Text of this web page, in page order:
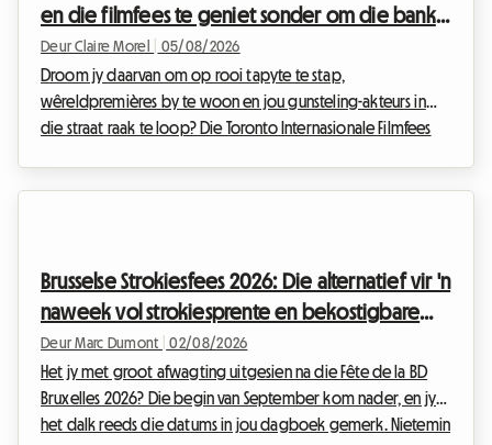
en die filmfees te geniet sonder om die bank
te breek
Deur Claire Morel 05/08/2026
Droom jy daarvan om op rooi tapyte te stap,
wêreldpremières by te woon en jou gunsteling-akteurs in
die straat raak te loop? Die Toronto Internasionale Filmfees
gemaklike tuiste weg van die huis te vind sonder om jou
be...
Brusselse Strokiesfees 2026: Die alternatief vir 'n
naweek vol strokiesprente en bekostigbare
verblyf op Roomlala
Deur Marc Dumont 02/08/2026
Het jy met groot afwagting uitgesien na die Fête de la BD
Bruxelles 2026? Die begin van September kom nader, en jy
het dalk reeds die datums in jou dagboek gemerk. Nietemin